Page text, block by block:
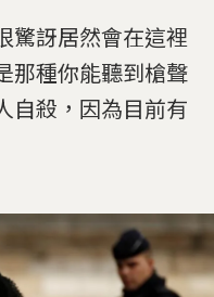
驚訝居然會在這裡
那種你能聽到槍聲
自殺，因為目前有